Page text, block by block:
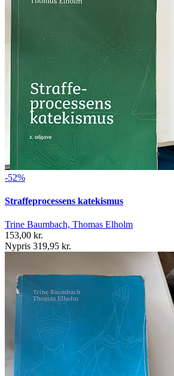
-52%
Straffeprocessens katekismus
Trine Baumbach, Thomas Elholm
153,00 kr.
Nypris 319,95 kr.